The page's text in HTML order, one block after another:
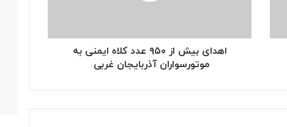
موتورسواران
آذربایجان
اهدای بیش از ۹۵۰ عدد کلاه ایمنی به
موتورسواران آذربایجان غربی